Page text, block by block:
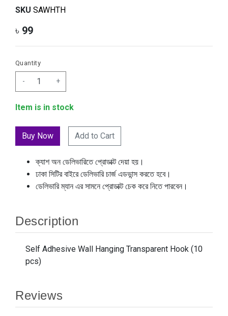
SKU SAWHTH
৳ 99
Quantity
- +
Item is in stock
Add to Cart
ক্যাশ অন ডেলিভারিতে প্রোডাক্ট দেয়া হয়।
ঢাকা সিটির বাইরে ডেলিভারি চার্জ এডভান্স করতে হবে।
ডেলিভারি ম্যান এর সামনে প্রোডাক্ট চেক করে নিতে পারবেন।
Description
Self Adhesive Wall Hanging Transparent Hook (10
pcs)
Reviews